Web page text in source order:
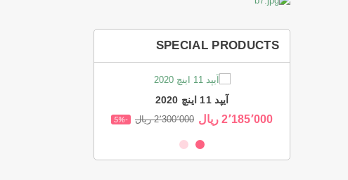
SPECIAL PRODUCTS
آیپد 11 اینچ 2020
2٬185٬000 ‎ریال 2٬300٬000 ‎ریال -5%